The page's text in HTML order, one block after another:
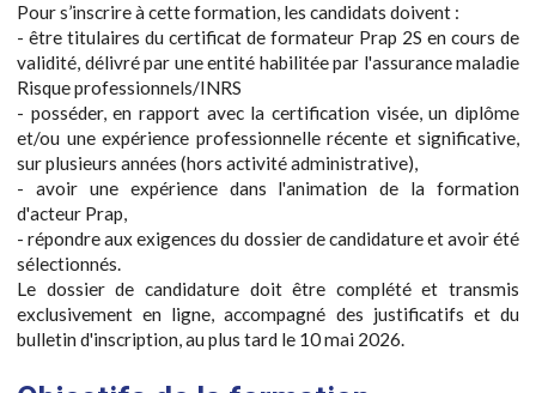
Pour s’inscrire à cette formation, les candidats doivent :
- être titulaires du certificat de formateur Prap 2S en cours de
validité, délivré par une entité habilitée par l'assurance maladie
Risque professionnels/INRS
- posséder, en rapport avec la certification visée, un diplôme
et/ou une expérience professionnelle récente et significative,
sur plusieurs années (hors activité administrative),
- avoir une expérience dans l'animation de la formation
d'acteur Prap,
- répondre aux exigences du dossier de candidature et avoir été
sélectionnés.
Le dossier de candidature doit être complété et transmis
exclusivement en ligne, accompagné des justificatifs et du
bulletin d'inscription, au plus tard le 10 mai 2026.